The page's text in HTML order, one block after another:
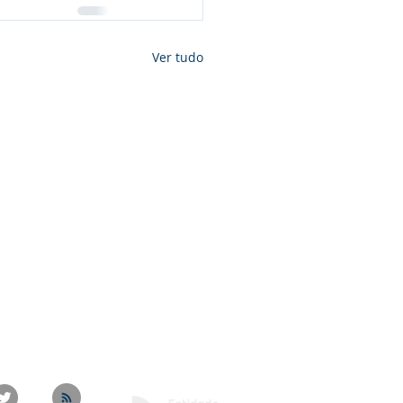
Ver tudo